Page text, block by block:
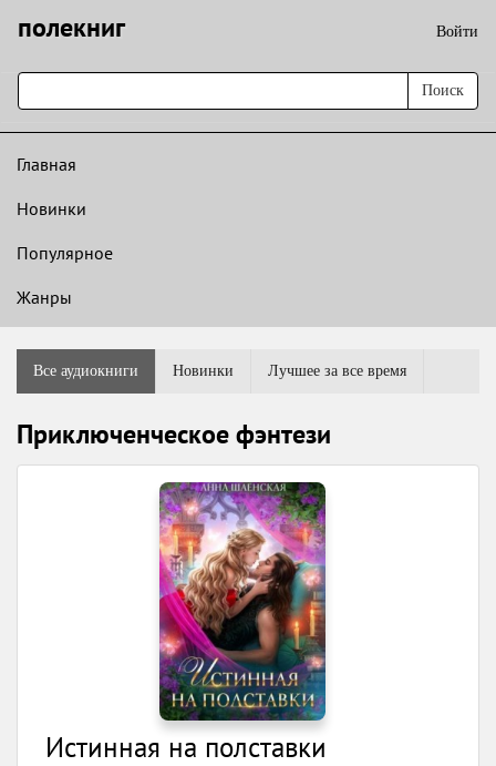
полекниг Войти
Поиск
Главная
Новинки
Популярное
Жанры
Все аудиокниги Новинки Лучшее за все время
Приключенческое фэнтези
Истинная на полставки